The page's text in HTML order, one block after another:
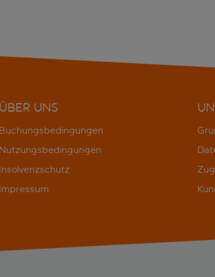
ÜBER UNS
Buchungsbedingungen
Nutzungsbedingungen
Insolvenzschutz
Impressum